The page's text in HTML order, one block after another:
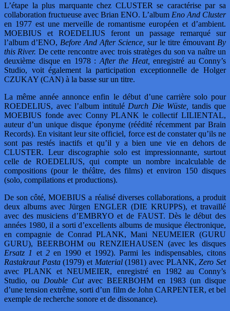
L’étape la plus marquante chez CLUSTER se caractérise par sa
collaboration fructueuse avec Brian ENO. L’album Eno And Cluster
en 1977 est une merveille de romantisme européen et d’ambient.
MOEBIUS et ROEDELIUS feront un passage remarqué sur
l’album d’ENO, Before And After Science, sur le titre émouvant By
this River. De cette rencontre avec trois stratèges du son va naître un
deuxième disque en 1978 : After the Heat, enregistré au Conny’s
Studio, voit également la participation exceptionnelle de Holger
CZUKAY (CAN) à la basse sur un titre.
La même année annonce enfin le début d’une carrière solo pour
ROEDELIUS, avec l’album intitulé Durch Die Wüste,
tandis que
MOEBIUS fonde avec Conny PLANK le collectif LILIENTAL,
auteur d’un unique disque éponyme (réédité récemment par Brain
Records). En visitant leur site officiel, force est de constater qu’ils ne
sont pas restés inactifs et qu’il y a bien une vie en dehors de
CLUSTER. Leur discographie solo est impressionnante, surtout
celle de ROEDELIUS, qui compte un nombre incalculable de
compositions (pour le théâtre, des films) et environ 150 disques
(solo, compilations et productions).
De son côté, MOEBIUS a réalisé diverses collaborations, a produit
deux albums avec Jürgen ENGLER (DIE KRUPPS), et travaillé
avec des musiciens d’EMBRYO et de FAUST. Dès le début des
années 1980, il a sorti d’excellents albums de musique électronique,
en compagnie de Conrad PLANK, Mani NEUMEIER (GURU
GURU), BEERBOHM ou RENZIEHAUSEN (avec les disques
Ersatz 1 et 2en 1990 et 1992). Parmi les indispensables, citons
Rastakraut Pasta(1979) et Material(1981) avec PLANK,Zero Set
avec PLANK et NEUMEIER, enregistré en 1982 au Conny’s
Studio, ou Double Cutavec BEERBOHM en 1983 (un disque
d’une tension extrême, sorti d’un film de John CARPENTER, et bel
exemple de recherche sonore et de dissonance).